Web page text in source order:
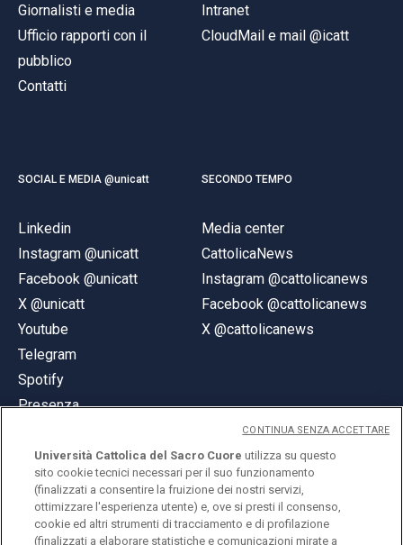
Giornalisti e media
Ufficio rapporti con il
pubblico
Contatti
Intranet
CloudMail e mail @icatt
SOCIAL E MEDIA @unicatt
Linkedin
Instagram @unicatt
Facebook @unicatt
X @unicatt
Youtube
Telegram
Spotify
Presenza
SECONDO TEMPO
Media center
CattolicaNews
Instagram @cattolicanews
Facebook @cattolicanews
X @cattolicanews
© Università Cattolica del Sacro Cuore
Largo A. Gemelli 1, 20123 Milano
Università Cattolica del Sacro Cuore utilizza su questo
sito cookie tecnici necessari per il suo funzionamento
(finalizzati a consentire la fruizione dei nostri servizi,
ottimizzare l'esperienza utente) e, ove si presti il consenso,
cookie ed altri strumenti di tracciamento e di profilazione
(finalizzati a elaborare statistiche e comunicazioni mirate a
CONTINUA SENZA ACCETTARE